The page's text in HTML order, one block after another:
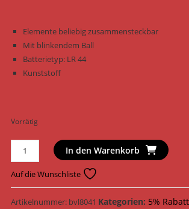
Elemente beliebig zusammensteckbar
Mit blinkendem Ball
Batterietyp: LR 44
Kunststoff
Vorrätig
Trixie
Katzenspielzeug
Flashing
Ball
Race
In den Warenkorb
Auf die Wunschliste
Artikelnummer: bvl8041 Kategorien: 5% Rabatt